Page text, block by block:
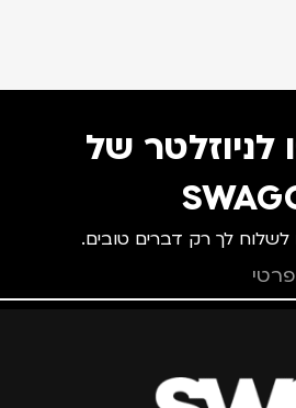
לניוזלטר של
לשלוח לך רק דברים טובים.